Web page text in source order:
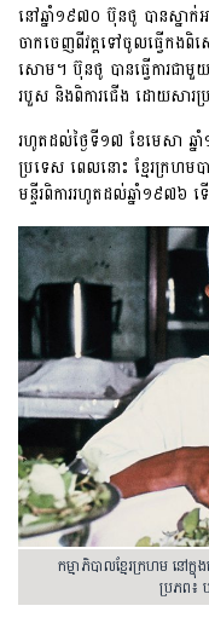
នៅឆ្នាំ១៩៧០ ប៊ុនថូ បានស្នាក់
ចាក​ចេញពីវត្តទៅចូលធ្វើកង
សោម។ ប៊ុនថូ បានធ្វើការជា
របួស និងពិការជើង ដោយសារ
រហូតដល់ថ្ងៃទី១៧ ខែមេសា ឆ្
ប្រទេស ពេលនោះ ខ្មែរក្រហមប
មន្ទីរពិការរហូតដល់ឆ្នាំ១៩៧៦ ទ
កម្មាភិបាលខ្មែរក្រហម នៅក្
ប្រភព៖